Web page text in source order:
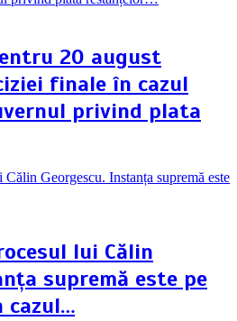
20 august
finale în cazul
privind plata
lui Călin
supremă este pe
cazul…